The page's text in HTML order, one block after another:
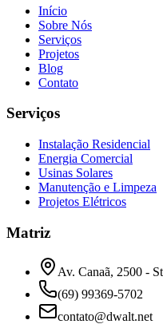
Início
Sobre Nós
Serviços
Projetos
Blog
Contato
Serviços
Instalação Residencial
Energia Comercial
Usinas Solares
Manutenção e Limpeza
Projetos Elétricos
Matriz
Av. Canaã, 2500 -
(69) 99369-5702
contato@dwalt.net